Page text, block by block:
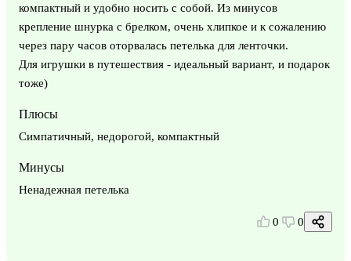
компактный и удобно носить с собой. Из минусов
крепление шнурка с брелком, очень хлипкое и к сожалению
через пару часов оторвалась петелька для ленточки.
Для игрушки в путешествия - идеальный вариант, и подарок
тоже)
Плюсы
Симпатичный, недорогой, компактный
Минусы
Ненадежная петелька
0 0